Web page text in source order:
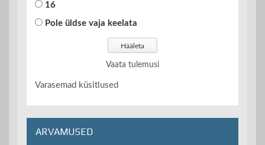
16
Pole üldse vaja keelata
Vaata tulemusi
Varasemad küsitlused
ARVAMUSED